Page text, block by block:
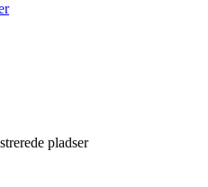
pladser